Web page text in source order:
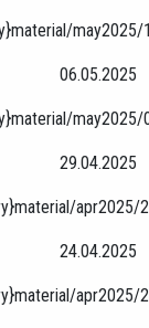
06.05.2025
29.04.2025
apr2025/
24.04.2025
apr2025/